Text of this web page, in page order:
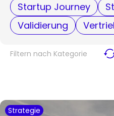
Startup Journey
Validierung
Filtern nach Kategorie
Strategie